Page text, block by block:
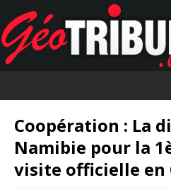
Coopération : La
Namibie pour la
visite officielle en